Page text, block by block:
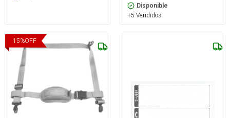
Disponible
+5 Vendidos
15%OFF